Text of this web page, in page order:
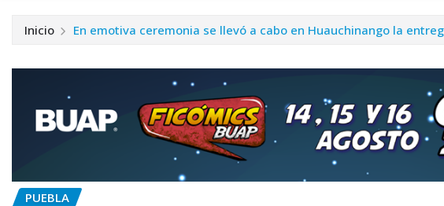
Inicio En emotiva ceremonia se llevó a cabo en Huauchinango la
PUEBLA